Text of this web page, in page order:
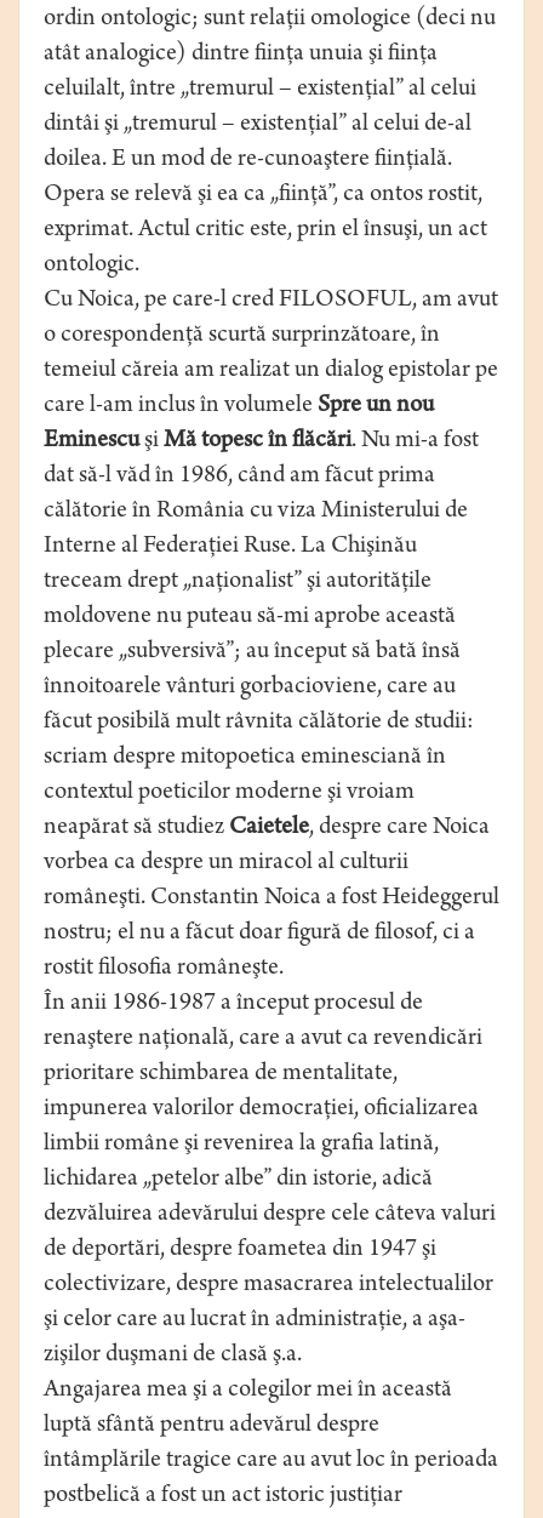
ordin ontologic; sunt relaţii omologice (deci nu
atât analogice) dintre fiinţa unuia şi fiinţa
celuilalt, între „tremurul – existenţial” al celui
dintâi şi „tremurul – existenţial” al celui de-al
doilea. E un mod de re-cunoaştere fiinţială.
Opera se relevă şi ea ca „fiinţă”, ca ontos rostit,
exprimat. Actul critic este, prin el însuşi, un act
ontologic.
Cu Noica, pe care-l cred FILOSOFUL, am avut
o corespondenţă scurtă surprinzătoare, în
temeiul căreia am realizat un dialog epistolar pe
care l-am inclus în volumele Spre un nou
EminescuşiMă topesc în flăcări. Nu mi-a fost
dat să-l văd în 1986, când am făcut prima
călătorie în România cu viza Ministerului de
Interne al Federaţiei Ruse. La Chişinău
treceam drept „naţionalist” şi autorităţile
moldovene nu puteau să-mi aprobe această
plecare „subversivă”; au început să bată însă
înnoitoarele vânturi gorbacioviene, care au
făcut posibilă mult râvnita călătorie de studii:
scriam despre mitopoetica eminesciană în
contextul poeticilor moderne şi vroiam
neapărat să studiez Caietele, despre care Noica
vorbea ca despre un miracol al culturii
româneşti. Constantin Noica a fost Heideggerul
nostru; el nu a făcut doar figură de filosof, ci a
rostit filosofia româneşte.
În anii 1986-1987 a început procesul de
renaştere naţională, care a avut ca revendicări
prioritare schimbarea de mentalitate,
impunerea valorilor democraţiei, oficializarea
limbii române şi revenirea la grafia latină,
lichidarea „petelor albe” din istorie, adică
dezvăluirea adevărului despre cele câteva valuri
de deportări, despre foametea din 1947 şi
colectivizare, despre masacrarea intelectualilor
şi celor care au lucrat în administraţie, a aşa-
zişilor duşmani de clasă ş.a.
Angajarea mea şi a colegilor mei în această
luptă sfântă pentru adevărul despre
întâmplările tragice care au avut loc în perioada
postbelică a fost un act istoric justiţiar